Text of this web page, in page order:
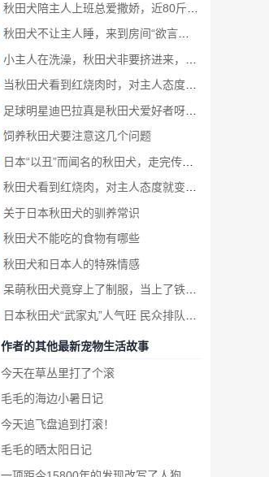
秋田犬陪主人上班总爱撒娇，近80斤却还觉得自己是个宝宝
秋田犬不让主人睡，来到房间“欲言又止”，女主也被逗笑了
小主人在洗澡，秋田犬非要挤进来，狗：说好进来玩水的啊
当秋田犬看到红烧肉时，对主人态度就变了，铲屎官有点小气啊
足球明星迪巴拉真是秋田犬爱好者呀。去年4月底他领养了一只
饲养秋田犬要注意这几个问题
日本“以丑”而闻名的秋田犬，走完传奇一生，网友发文悼念
秋田犬看到红烧肉，对主人态度就变了，铲屎官有点小气啊
关于日本秋田犬的驯养常识
秋田犬不能吃的食物有哪些
秋田犬和日本人的特殊情感
呆萌秋田犬竟穿上了制服，当上了铁路上的当值
日本秋田犬“武家丸”人气旺 民众排队求合影
作者的其他最新宠物生活故事
今天在草丛里打了个滚
毛毛的海边小暑日记
今天追飞盘追到打滚！
毛毛的晒太阳日记